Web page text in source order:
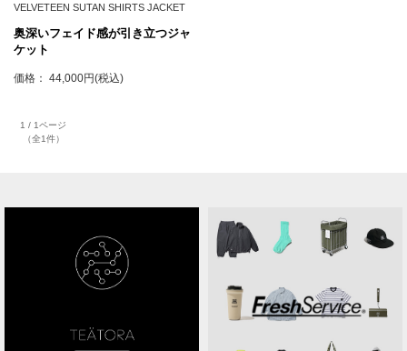
VELVETEEN SUTAN SHIRTS JACKET
奥深いフェイド感が引き立つジャ
ケット
価格： 44,000円(税込)
1 / 1ページ
（全1件）